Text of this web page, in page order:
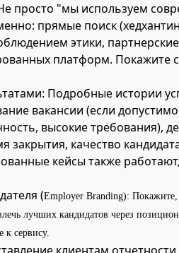
просто "мы используем
прямые поиск
этики,
платформ. Покажите
Подробные истории
вакансии (если
высокие требования),
закрытия, качество
кейсы также
(Employer Branding): Покажите,
лучших кандидатов через
к сервису.